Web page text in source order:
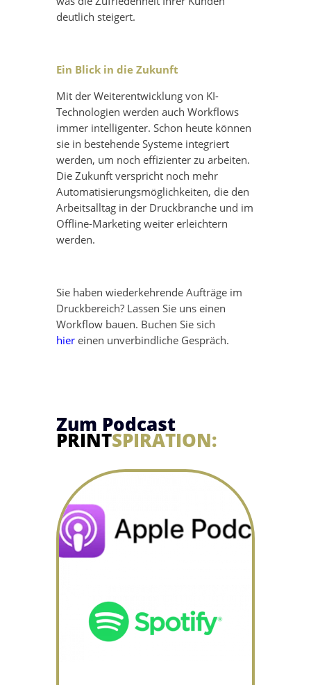
deutlich steigert.
Ein Blick in die Zukunft
Mit der Weiterentwicklung von KI-
Technologien werden auch Workflows
immer intelligenter. Schon heute können
sie in bestehende Systeme integriert
werden, um noch effizienter zu arbeiten.
Die Zukunft verspricht noch mehr
Automatisierungsmöglichkeiten, die den
Arbeitsalltag in der Druckbranche und im
Offline-Marketing weiter erleichtern
werden.
Sie haben wiederkehrende Aufträge im
Druckbereich? Lassen Sie uns einen
Workflow bauen. Buchen Sie sich
hiereinen unverbindliche Gespräch.
Zum Podcast
PRINTSPIRATION: